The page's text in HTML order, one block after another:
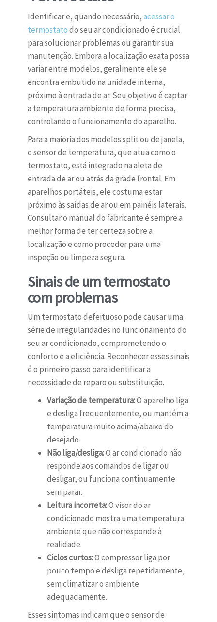
Identificar e, quando necessário,acessar o
termostatodo seu ar condicionado é crucial
para solucionar problemas ou garantir sua
manutenção. Embora a localização exata possa
variar entre modelos, geralmente ele se
encontra embutido na unidade interna,
próximo à entrada de ar. Seu objetivo é captar
a temperatura ambiente de forma precisa,
controlando o funcionamento do aparelho.
Para a maioria dos modelos split ou de janela,
o sensor de temperatura, que atua como o
termostato, está integrado na aleta de
entrada de ar ou atrás da grade frontal. Em
aparelhos portáteis, ele costuma estar
próximo às saídas de ar ou em painéis laterais.
Consultar o manual do fabricante é sempre a
melhor forma de ter certeza sobre a
localização e como proceder para uma
inspeção ou limpeza segura.
Sinais de um termostato
com problemas
Um termostato defeituoso pode causar uma
série de irregularidades no funcionamento do
seu ar condicionado, comprometendo o
conforto e a eficiência. Reconhecer esses sinais
é o primeiro passo para identificar a
necessidade de reparo ou substituição.
Variação de temperatura:O aparelho liga
e desliga frequentemente, ou mantém a
temperatura muito acima/abaixo do
desejado.
Não liga/desliga:O ar condicionado não
responde aos comandos de ligar ou
desligar, ou funciona continuamente
sem parar.
Leitura incorreta:O visor do ar
condicionado mostra uma temperatura
ambiente que não corresponde à
realidade.
Ciclos curtos:O compressor liga por
pouco tempo e desliga repetidamente,
sem climatizar o ambiente
adequadamente.
Esses sintomas indicam que o sensor de